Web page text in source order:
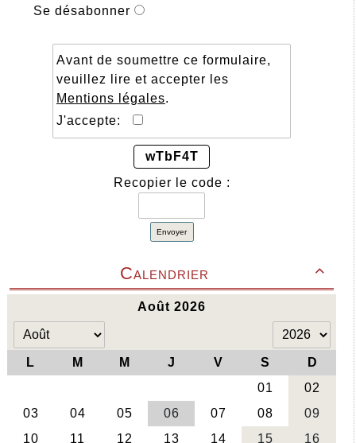
Se désabonner
Avant de soumettre ce formulaire,
veuillez lire et accepter les
Mentions légales.
J'accepte:
wTbF4T
Recopier le code :
Envoyer

Calendrier